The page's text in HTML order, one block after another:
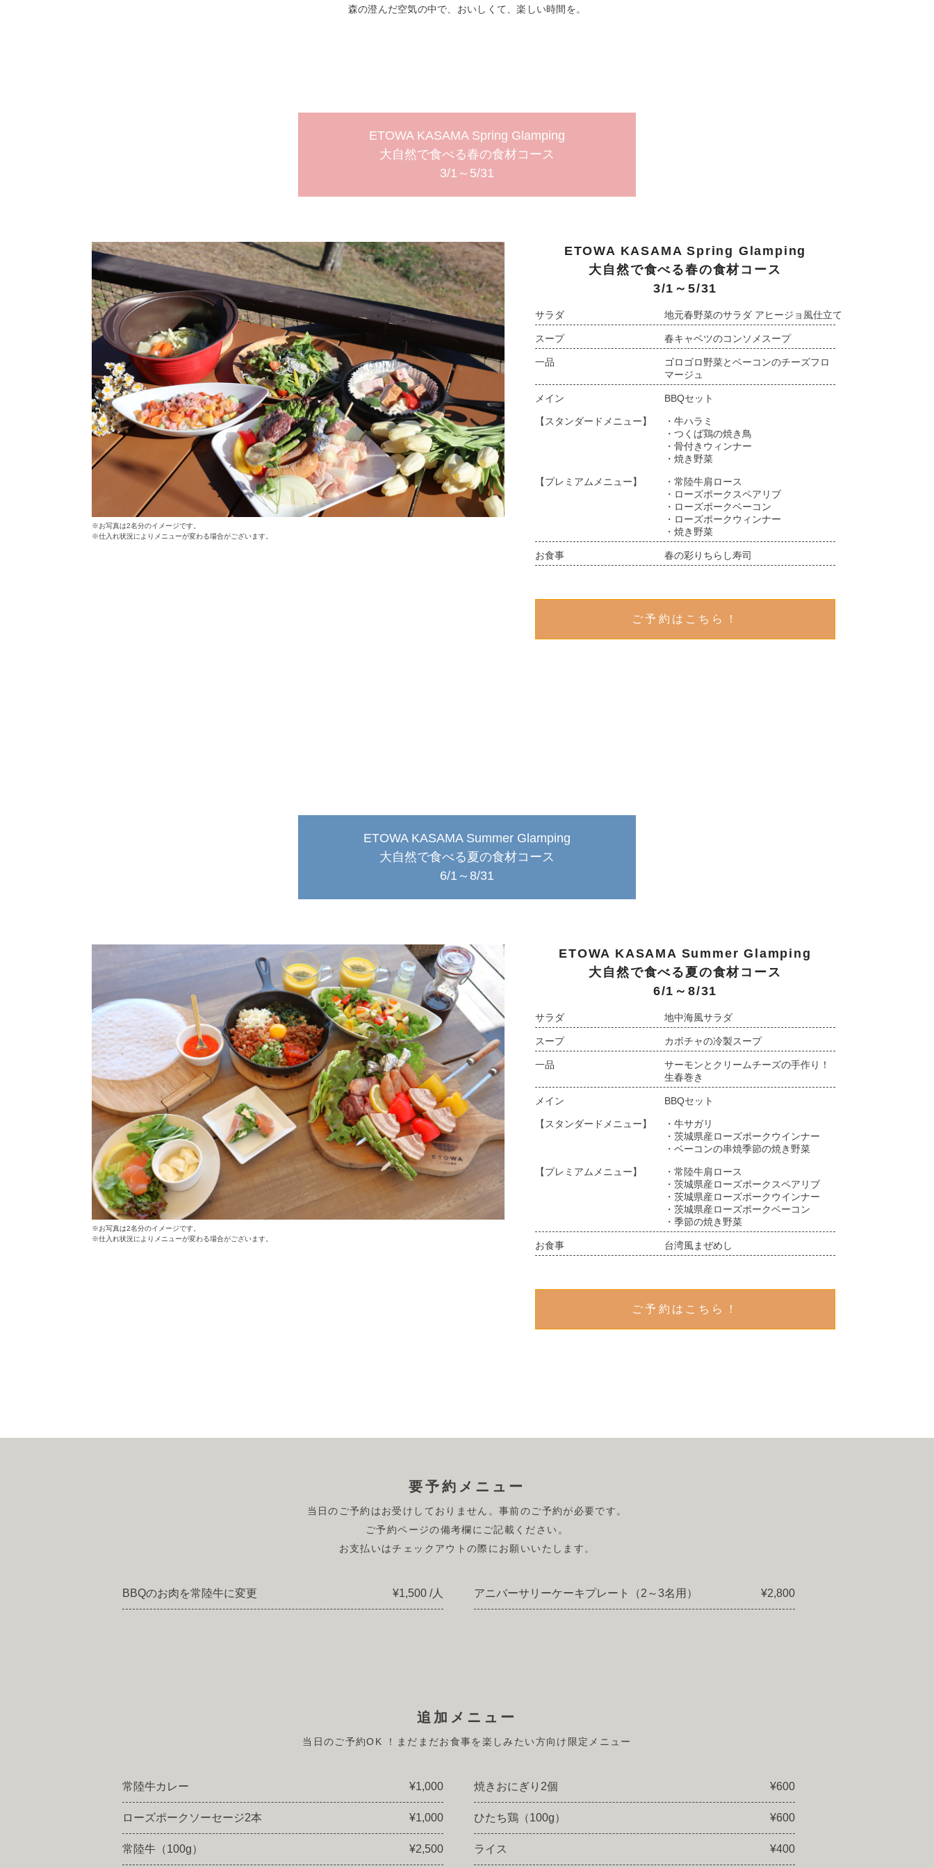
森の澄んだ空気の中で、おいしくて、楽しい時間を。
ETOWA KASAMA Spring Glamping
大自然で食べる春の食材コース
3/1～5/31
※お写真は2名分のイメージです。
※仕入れ状況によりメニューが変わる場合がございます。
ETOWA KASAMA Spring Glamping
大自然で食べる春の食材コース
3/1～5/31
サラダ 地元春野菜のサラダ アヒージョ風仕立て
スープ 春キャベツのコンソメスープ
一品
ゴロゴロ野菜とベーコンのチーズフロ
マージュ
メイン BBQセット
【スタンダードメニュー】
・牛ハラミ
・つくば鶏の焼き鳥
・骨付きウィンナー
・焼き野菜
【プレミアムメニュー】
・常陸牛肩ロース
・ローズポークスペアリブ
・ローズポークベーコン
・ローズポークウィンナー
・焼き野菜
お食事 春の彩りちらし寿司
ご予約はこちら！
ETOWA KASAMA Summer Glamping
大自然で食べる夏の食材コース
6/1～8/31
※お写真は2名分のイメージです。
※仕入れ状況によりメニューが変わる場合がございます。
ETOWA KASAMA Summer Glamping
大自然で食べる夏の食材コース
6/1～8/31
サラダ 地中海風サラダ
スープ カボチャの冷製スープ
一品
サーモンとクリームチーズの手作り！
生春巻き
メイン BBQセット
【スタンダードメニュー】
・牛サガリ
・茨城県産ローズポークウインナー
・ベーコンの串焼季節の焼き野菜
【プレミアムメニュー】
・常陸牛肩ロース
・茨城県産ローズポークスペアリブ
・茨城県産ローズポークウインナー
・茨城県産ローズポークベーコン
・季節の焼き野菜
お食事 台湾風まぜめし
ご予約はこちら！
要予約メニュー
当日のご予約はお受けしておりません。事前のご予約が必要です。
ご予約ページの備考欄にご記載ください。
お支払いはチェックアウトの際にお願いいたします。
BBQのお肉を常陸牛に変更 ¥1,500 /人 アニバーサリーケーキプレート（2～3名用） ¥2,800
追加メニュー
当日のご予約OK ！まだまだお食事を楽しみたい方向け限定メニュー
常陸牛カレー ¥1,000
ローズポーク ソーセージ2本 ¥1,000
常陸牛（100g） ¥2,500
焼きおにぎり2個 ¥600
ひたち鶏（100g） ¥600
ライス ¥400